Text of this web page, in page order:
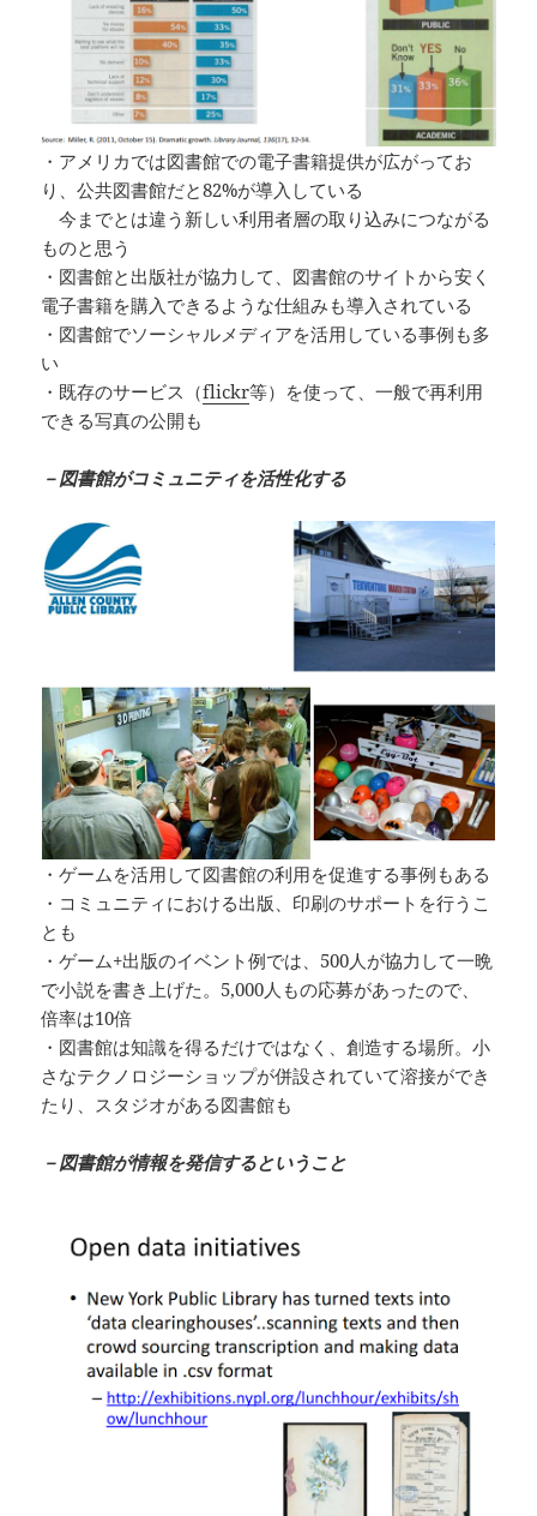
・アメリカでは図書館での電子書籍提供が広がってお
り、公共図書館だと82%が導入している
今までとは違う新しい利用者層の取り込みにつながる
ものと思う
・図書館と出版社が協力して、図書館のサイトから安く
電子書籍を購入できるような仕組みも導入されている
・図書館でソーシャルメディアを活用している事例も多
い
・既存のサービス（flickr等）を使って、一般で再利用
できる写真の公開も
－図書館がコミュニティを活性化する
・ゲームを活用して図書館の利用を促進する事例もある
・コミュニティにおける出版、印刷のサポートを行うこ
とも
・ゲーム+出版のイベント例では、500人が協力して一晩
で小説を書き上げた。5,000人もの応募があったので、
倍率は10倍
・図書館は知識を得るだけではなく、創造する場所。小
さなテクノロジーショップが併設されていて溶接ができ
たり、スタジオがある図書館も
－図書館が情報を発信するということ